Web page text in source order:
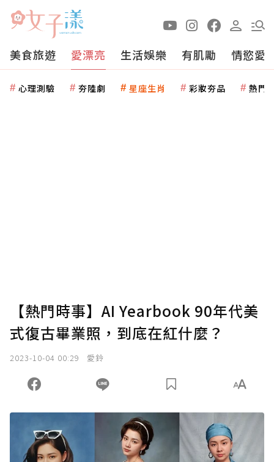
美食旅遊 愛漂亮 生活娛樂 有肌勵 情慾愛
心理測驗 夯陸劇 星座生肖 彩妝夯品 熱門
【熱門時事】AI Yearbook 90年代美
式復古畢業照，到底在紅什麼？
2023-10-04 00:29 愛鈴